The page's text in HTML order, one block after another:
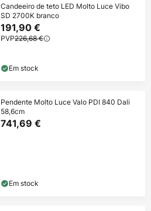
Candeeiro de teto LED Molto Luce Vibo
SD 2700K branco
191,90 €
PVP226,68 €
Em stock
Pendente Molto Luce Valo PDI 840 Dali
58,6cm
741,69 €
Em stock